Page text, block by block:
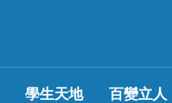
學生天地 百變立人